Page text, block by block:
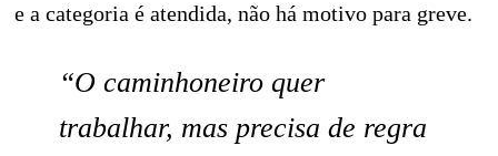
e a categoria é atendida, não há motivo para greve.
“O caminhoneiro quer
trabalhar, mas precisa de regra